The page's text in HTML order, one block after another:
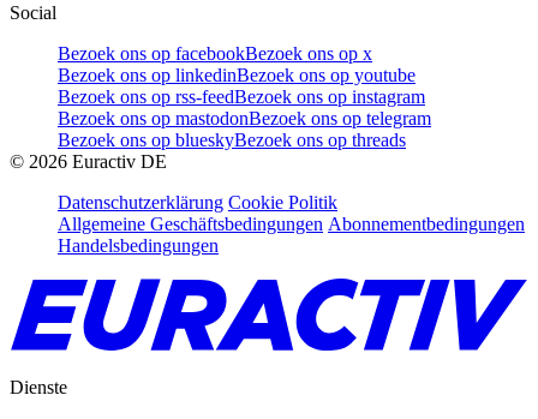
Social
Bezoek ons op facebookBezoek ons op x
Bezoek ons op linkedinBezoek ons op youtube
Bezoek ons op rss-feedBezoek ons op instagram
Bezoek ons op mastodonBezoek ons op telegram
Bezoek ons op blueskyBezoek ons op threads
© 2026 Euractiv DE
Datenschutzerklärung Cookie Politik
Allgemeine Geschäftsbedingungen Abonnementbedingungen
Handelsbedingungen
Dienste